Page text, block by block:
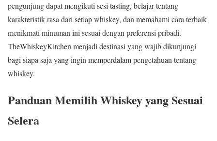
pengunjung dapat mengikuti sesi tasting, belajar tentang
karakteristik rasa dari setiap whiskey, dan memahami cara terbaik
menikmati minuman ini sesuai dengan preferensi pribadi.
TheWhiskeyKitchen menjadi destinasi yang wajib dikunjungi
bagi siapa saja yang ingin memperdalam pengetahuan tentang
whiskey.
Panduan Memilih Whiskey yang Sesuai
Selera